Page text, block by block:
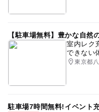
【駐車場無料】豊かな自然
室内レク
できない
東京都
駐車場7時間無料!イベント